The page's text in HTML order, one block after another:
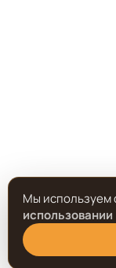
Мы используем
использовании